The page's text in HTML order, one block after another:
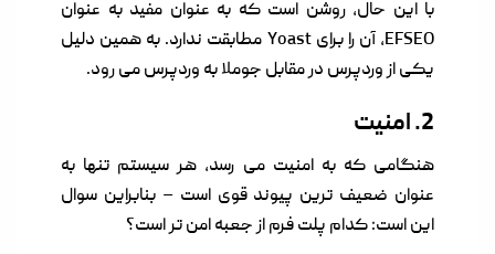
با این حال، روشن است که به عنوان مفید به عنوان
EFSEO، آن را برای Yoast مطابقت ندارد. به همین دلیل
یکی از وردپرس در مقابل جوملا به وردپرس می رود.
2. امنیت
هنگامی که به امنیت می رسد، هر سیستم تنها به
عنوان ضعیف ترین پیوند قوی است – بنابراین سوال
این است: کدام پلت فرم از جعبه امن تر است؟